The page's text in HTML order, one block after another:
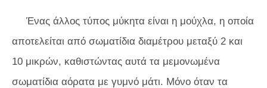
Ένας άλλος τύπος μύκητα είναι η μούχλα, η οποία
αποτελείται από σωματίδια διαμέτρου μεταξύ 2 και
10 μικρών, καθιστώντας αυτά τα μεμονωμένα
σωματίδια αόρατα με γυμνό μάτι. Μόνο όταν τα